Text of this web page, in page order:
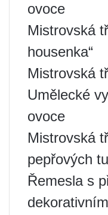
ovoce
Mistrovská
housenka“
Mistrovská
Umělecké
ovoce
Mistrovská
pepřových
Řemesla s